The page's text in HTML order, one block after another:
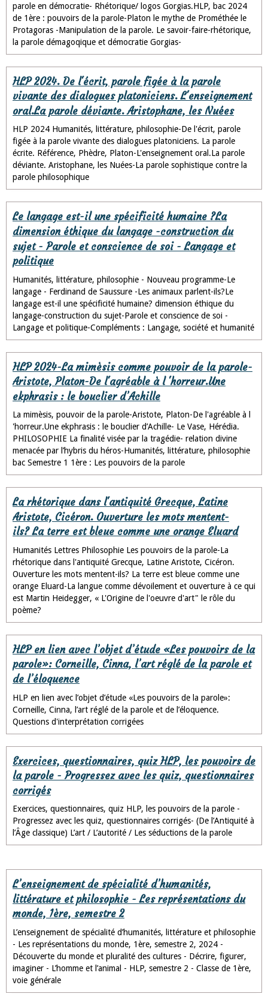
parole en démocratie- Rhétorique/ logos Gorgias.HLP, bac 2024
de 1ère : pouvoirs de la parole-Platon le mythe de Prométhée le
Protagoras -Manipulation de la parole. Le savoir-faire-rhétorique,
la parole démagoqique et démocratie Gorgias-
HLP 2024. De l'écrit, parole figée à la parole
vivante des dialogues platoniciens. L'enseignement
oral.La parole déviante. Aristophane, les Nuées
HLP 2024 Humanités, littérature, philosophie-De l'écrit, parole
figée à la parole vivante des dialogues platoniciens. La parole
écrite. Référence, Phèdre, Platon-L'enseignement oral.La parole
déviante. Aristophane, les Nuées-La parole sophistique contre la
parole philosophique
Le langage est-il une spécificité humaine ?La
dimension éthique du langage -construction du
sujet - Parole et conscience de soi - Langage et
politique
Humanités, littérature, philosophie - Nouveau programme-Le
langage - Ferdinand de Saussure -Les animaux parlent-ils?Le
langage est-il une spécificité humaine? dimension éthique du
langage-construction du sujet-Parole et conscience de soi -
Langage et politique-Compléments : Langage, société et humanité
HLP 2024-La mimèsis comme pouvoir de la parole-
Aristote, Platon-De l'agréable à l 'horreur.Une
ekphrasis : le bouclier d’Achille
La mimèsis, pouvoir de la parole-Aristote, Platon-De l'agréable à l
'horreur.Une ekphrasis : le bouclier d’Achille- Le Vase, Hérédia.
PHILOSOPHIE La finalité visée par la tragédie- relation divine
menacée par l’hybris du héros-Humanités, littérature, philosophie
bac Semestre 1 1ère : Les pouvoirs de la parole
La rhétorique dans l'antiquité Grecque, Latine
Aristote, Cicéron. Ouverture les mots mentent-
ils? La terre est bleue comme une orange Eluard
Humanités Lettres Philosophie Les pouvoirs de la parole-La
rhétorique dans l'antiquité Grecque, Latine Aristote, Cicéron.
Ouverture les mots mentent-ils? La terre est bleue comme une
orange Eluard-La langue comme dévoilement et ouverture à ce qui
est Martin Heidegger, « L'Origine de l'oeuvre d'art" le rôle du
poème?
HLP en lien avec l’objet d’étude «Les pouvoirs de la
parole»: Corneille, Cinna, l’art réglé de la parole et
de l’éloquence
HLP en lien avec l’objet d’étude «Les pouvoirs de la parole»:
Corneille, Cinna, l’art réglé de la parole et de l’éloquence.
Questions d'interprétation corrigées
Exercices, questionnaires, quiz HLP, les pouvoirs de
la parole - Progressez avec les quiz, questionnaires
corrigés
Exercices, questionnaires, quiz HLP, les pouvoirs de la parole -
Progressez avec les quiz, questionnaires corrigés- (De l’Antiquité à
l’Âge classique) L’art / L’autorité / Les séductions de la parole
L’enseignement de spécialité d’humanités,
littérature et philosophie - Les représentations du
monde, 1ère, semestre 2
L’enseignement de spécialité d’humanités, littérature et philosophie
- Les représentations du monde, 1ère, semestre 2, 2024 -
Découverte du monde et pluralité des cultures - Décrire, figurer,
imaginer - L’homme et l’animal - HLP, semestre 2 - Classe de 1ère,
voie générale